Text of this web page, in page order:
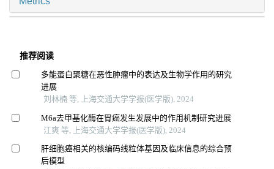
推荐阅读
多能蛋白聚糖在恶性肿瘤中的表达及生物学作用的研究
进展
刘林楠 等, 上海交通大学学报(医学版), 2024
M6a去甲基化酶在胃癌发生发展中的作用机制研究进展
江爽 等, 上海交通大学学报(医学版), 2024
肝细胞癌相关的核编码线粒体基因及临床信息的综合预
后模型